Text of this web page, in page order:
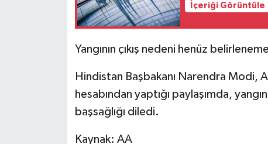
İçeriği Görüntüle
Yangının çıkış nedeni henüz
Hindistan Başbakanı Narendra Modi,
hesabından yaptığı paylaşımda,
başsağlığı diledi.
Kaynak: AA